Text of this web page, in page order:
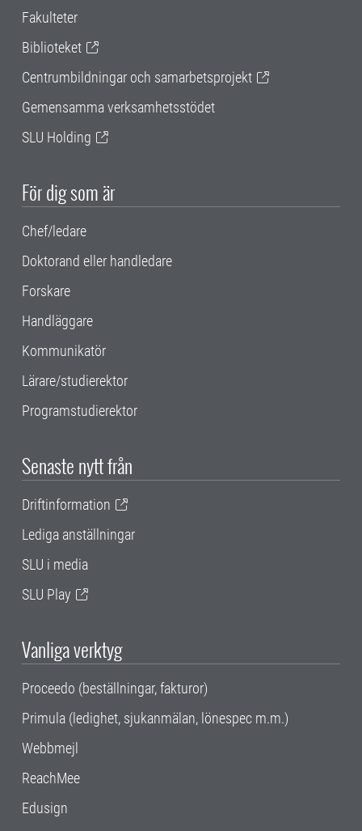
Fakulteter
Biblioteket
Centrumbildningar och samarbetsprojekt
Gemensamma verksamhetsstödet
SLU Holding
För dig som är
Chef/ledare
Doktorand eller handledare
Forskare
Handläggare
Kommunikatör
Lärare/studierektor
Programstudierektor
Senaste nytt från
Driftinformation
Lediga anställningar
SLU i media
SLU Play
Vanliga verktyg
Proceedo (beställningar, fakturor)
Primula (ledighet, sjukanmälan, lönespec m.m.)
Webbmejl
ReachMee
Edusign